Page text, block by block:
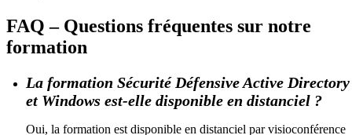
FAQ – Questions fréquentes sur notre
formation
La formation Sécurité Défensive Active Directory
et Windows est-elle disponible en distanciel ?
Oui, la formation est disponible en distanciel par visioconférence